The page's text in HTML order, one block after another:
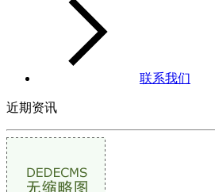
联系我们
近期资讯